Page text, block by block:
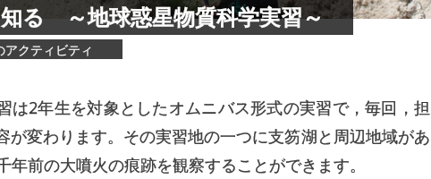
知る～地球惑星物質科学実習～
クティビティ
は2年生を対象としたオムニバス形式の実習で，毎回，担
が変わります。その実習地の一つに支笏湖と周辺地域があ
年前の大噴火の痕跡を観察することができます。